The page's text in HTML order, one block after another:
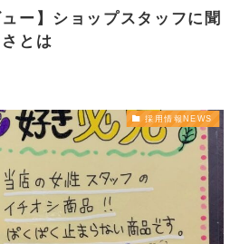
ー】ショップスタッフに聞
とは
採用情報NEWS